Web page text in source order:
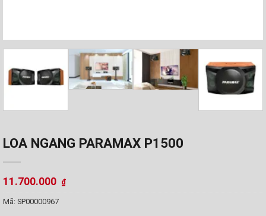
LOA NGANG PARAMAX P1500
11.700.000 ₫
Mã: SP00000967